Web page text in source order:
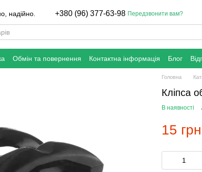
надійно.
+380 (96) 377-63-98 Передзвонити вам?
Обмін та повернення Контактна інформація Блог
Головна
Кліпса
В наявності
15 грн